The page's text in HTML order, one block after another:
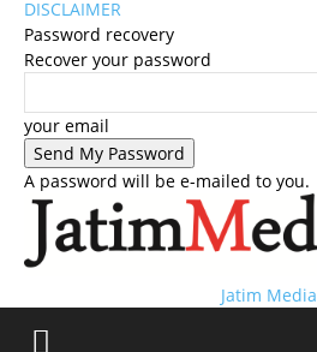
DISCLAIMER
Password recovery
Recover your password
your email
A password will be e-mailed to you.
Jatim Media